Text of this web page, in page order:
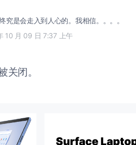
究是会走入到人心的。我相信。。。。
10 月 09 日 7:37 上午
关闭。